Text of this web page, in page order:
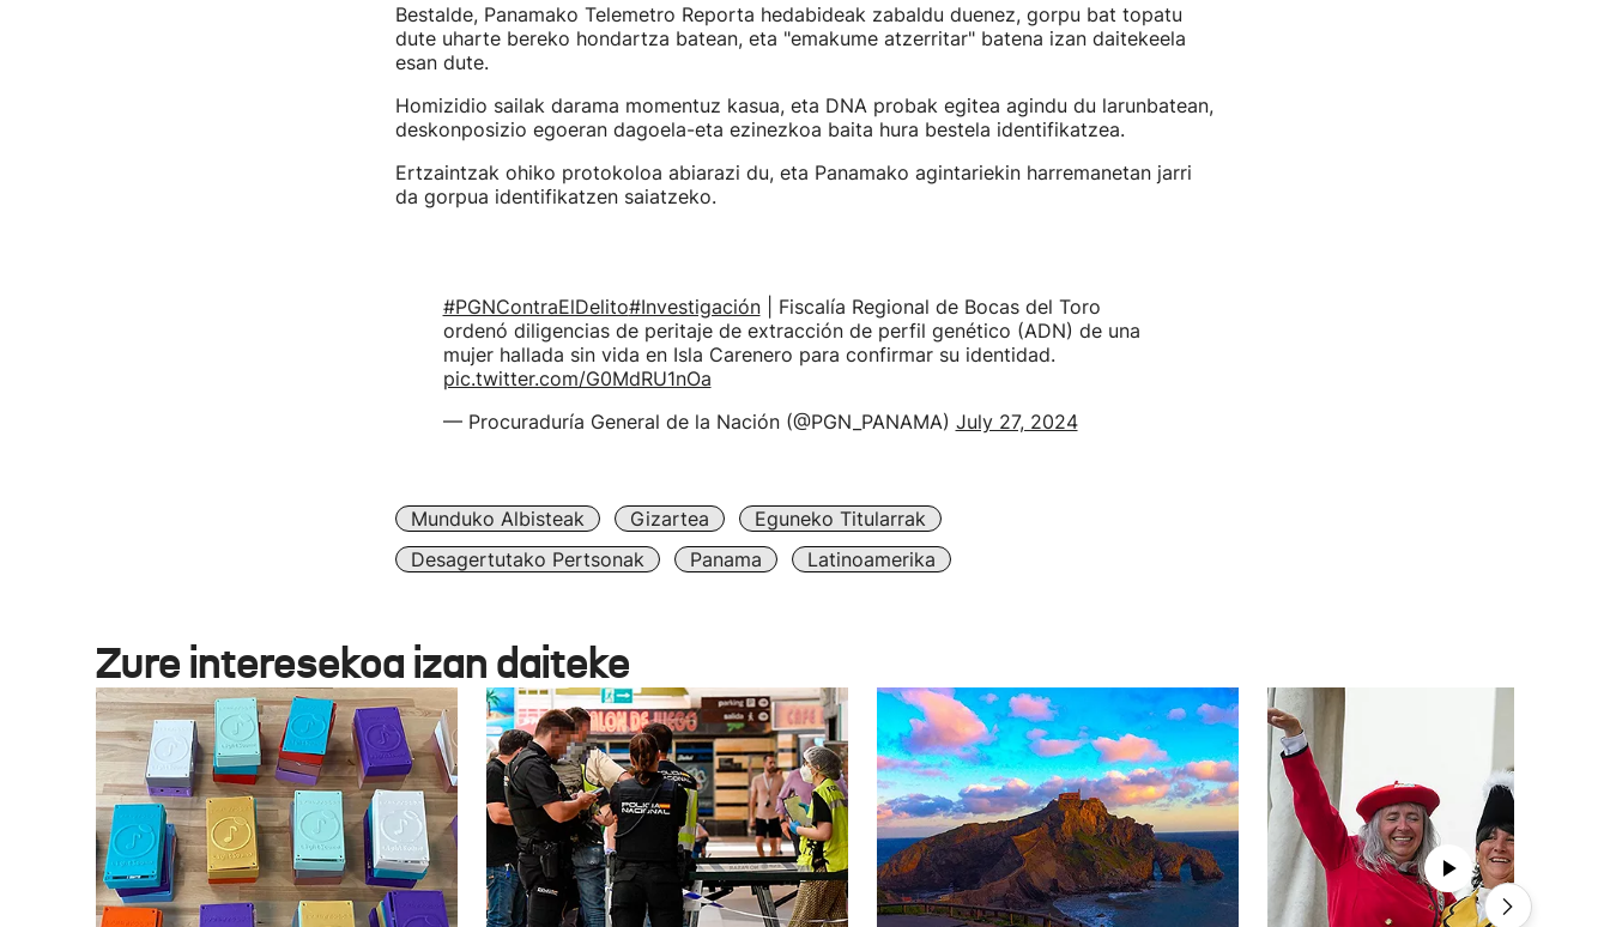
Bestalde, Panamako Telemetro Reporta hedabideak zabaldu duenez, gorpu bat topatu
dute uharte bereko hondartza batean, eta "emakume atzerritar" batena izan daitekeela
esan dute.
Homizidio sailak darama momentuz kasua, eta DNA probak egitea agindu du larunbatean,
deskonposizio egoeran dagoela-eta ezinezkoa baita hura bestela identifikatzea.
Ertzaintzak ohiko protokoloa abiarazi du, eta Panamako agintariekin harremanetan jarri
da gorpua identifikatzen saiatzeko.
#PGNContraElDelito#Investigación| Fiscalía Regional de Bocas del Toro
ordenó diligencias de peritaje de extracción de perfil genético (ADN) de una
mujer hallada sin vida en Isla Carenero para confirmar su identidad.
pic.twitter.com/G0MdRU1nOa
— Procuraduría General de la Nación (@PGN_PANAMA) July 27, 2024
Munduko Albisteak Gizartea
Eguneko Titularrak
Desagertutako Pertsonak
Panama Latinoamerika
Zure interesekoa izan daiteke